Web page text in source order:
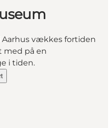
Aarhus vækkes fortiden
med på en
i tiden.
Museum on_map